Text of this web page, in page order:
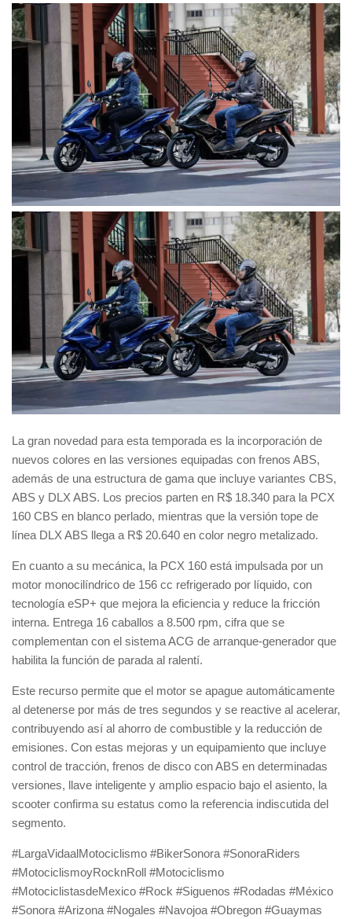
La gran novedad para esta temporada es la incorporación de
nuevos colores en las versiones equipadas con frenos ABS,
además de una estructura de gama que incluye variantes CBS,
ABS y DLX ABS. Los precios parten en R$ 18.340 para la PCX
160 CBS en blanco perlado, mientras que la versión tope de
línea DLX ABS llega a R$ 20.640 en color negro metalizado.
En cuanto a su mecánica, la PCX 160 está impulsada por un
motor monocilíndrico de 156 cc refrigerado por líquido, con
tecnología eSP+ que mejora la eficiencia y reduce la fricción
interna. Entrega 16 caballos a 8.500 rpm, cifra que se
complementan con el sistema ACG de arranque-generador que
habilita la función de parada al ralentí.
Este recurso permite que el motor se apague automáticamente
al detenerse por más de tres segundos y se reactive al acelerar,
contribuyendo así al ahorro de combustible y la reducción de
emisiones. Con estas mejoras y un equipamiento que incluye
control de tracción, frenos de disco con ABS en determinadas
versiones, llave inteligente y amplio espacio bajo el asiento, la
scooter confirma su estatus como la referencia indiscutida del
segmento.
#LargaVidaalMotociclismo #BikerSonora #SonoraRiders
#MotociclismoyRocknRoll #Motociclismo
#MotociclistasdeMexico #Rock #Siguenos #Rodadas #México
#Sonora #Arizona #Nogales #Navojoa #Obregon #Guaymas